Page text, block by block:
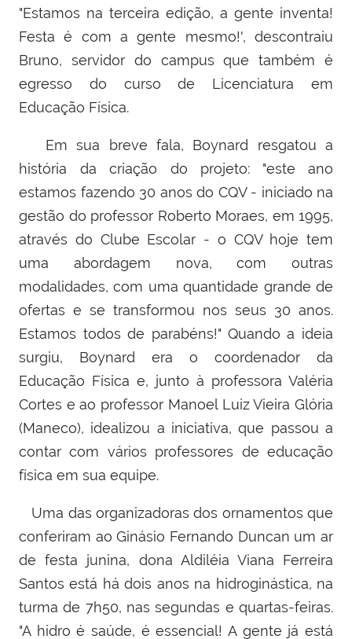
"Estamos na terceira edição, a gente inventa!
Festa é com a gente mesmo!', descontraiu
Bruno, servidor do campus que também é
egresso do curso de Licenciatura em
Educação Física.
Em sua breve fala, Boynard resgatou a
história da criação do projeto: "este ano
estamos fazendo 30 anos do CQV - iniciado na
gestão do professor Roberto Moraes, em 1995,
através do Clube Escolar - o CQV hoje tem
uma abordagem nova, com outras
modalidades, com uma quantidade grande de
ofertas e se transformou nos seus 30 anos.
Estamos todos de parabéns!" Quando a ideia
surgiu, Boynard era o coordenador da
Educação Física e, junto à professora Valéria
Cortes e ao professor Manoel Luiz Vieira Glória
(Maneco), idealizou a iniciativa, que passou a
contar com vários professores de educação
física em sua equipe.
Uma das organizadoras dos ornamentos que
conferiram ao Ginásio Fernando Duncan um ar
de festa junina, dona Aldiléia Viana Ferreira
Santos está há dois anos na hidroginástica, na
turma de 7h50, nas segundas e quartas-feiras.
"A hidro é saúde, é essencial! A gente já está